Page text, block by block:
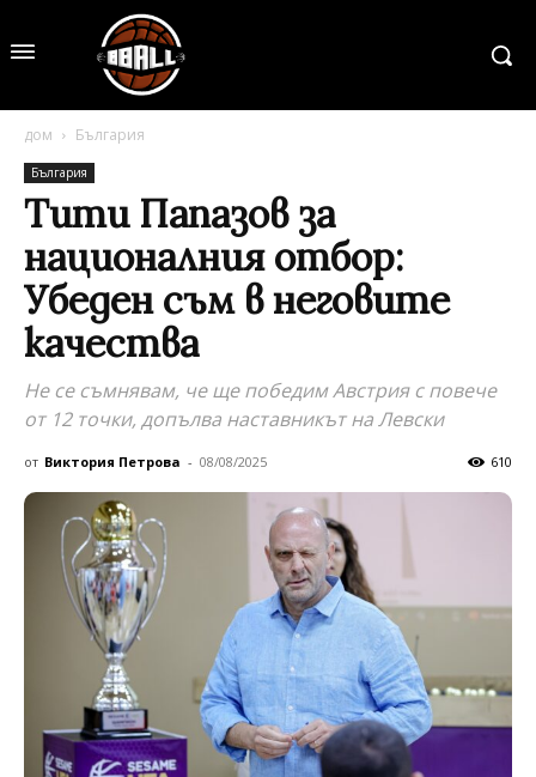
дом България
България
Тити Папазов за
националния отбор:
Убеден съм в неговите
качества
Не се съмнявам, че ще победим Австрия с повече
от 12 точки, допълва наставникът на Левски
от Виктория Петрова - 08/08/2025 610